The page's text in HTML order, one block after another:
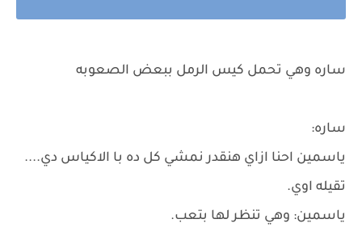
ساره وهي تحمل كيس الرمل ببعض الصعوبه
ساره:
ياسمين احنا ازاي هنقدر نمشي كل ده با الاكياس دي....
تقيله اوي.
ياسمين: وهي تنظر لها بتعب.